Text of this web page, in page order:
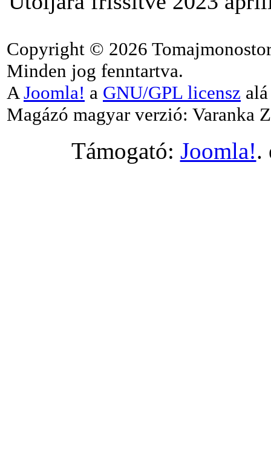
Copyright © 2026
Minden jog fenntartva.
A Joomla! a GNU/GPL licensz
Magázó magyar verzió: Varanka
Támogató: Joomla!.